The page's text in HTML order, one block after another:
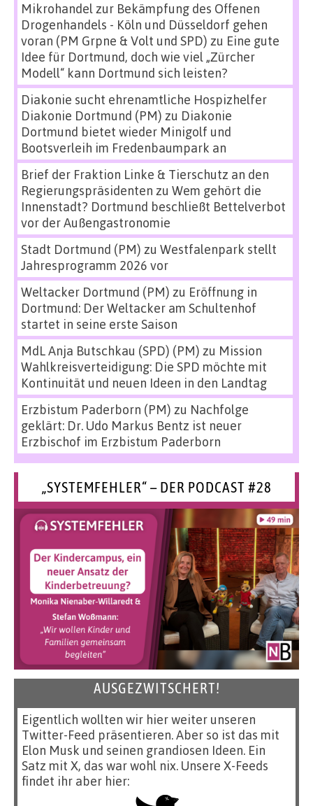
Mikrohandel zur Bekämpfung des Offenen
Drogenhandels - Köln und Düsseldorf gehen
voran (PM Grpne & Volt und SPD) zu Eine gute
Idee für Dortmund, doch wie viel „Zürcher
Modell“ kann Dortmund sich leisten?
Diakonie sucht ehrenamtliche Hospizhelfer
Diakonie Dortmund (PM) zu Diakonie
Dortmund bietet wieder Minigolf und
Bootsverleih im Fredenbaumpark an
Brief der Fraktion Linke & Tierschutz an den
Regierungspräsidenten zu Wem gehört die
Innenstadt? Dortmund beschließt Bettelverbot
vor der Außengastronomie
Stadt Dortmund (PM) zu Westfalenpark stellt
Jahresprogramm 2026 vor
Weltacker Dortmund (PM) zu Eröffnung in
Dortmund: Der Weltacker am Schultenhof
startet in seine erste Saison
MdL Anja Butschkau (SPD) (PM) zu Mission
Wahlkreisverteidigung: Die SPD möchte mit
Kontinuität und neuen Ideen in den Landtag
Erzbistum Paderborn (PM) zu Nachfolge
geklärt: Dr. Udo Markus Bentz ist neuer
Erzbischof im Erzbistum Paderborn
„SYSTEMFEHLER“ – DER PODCAST #28
AUSGEZWITSCHERT!
Eigentlich wollten wir hier weiter unseren
Twitter-Feed präsentieren. Aber so ist das mit
Elon Musk und seinen grandiosen Ideen. Ein
Satz mit X, das war wohl nix. Unsere X-Feeds
findet ihr aber hier: